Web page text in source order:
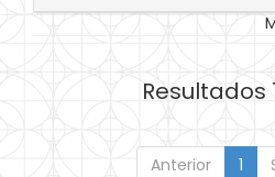
Resultados
Anterior 1